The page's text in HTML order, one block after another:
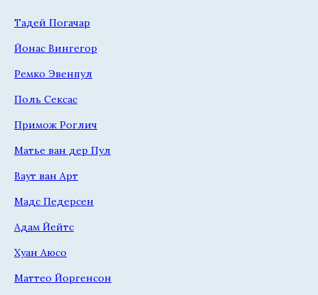
Тадей Погачар
Йонас Вингегор
Ремко Эвенпул
Поль Сексас
Примож Роглич
Матье ван дер Пул
Ваут ван Арт
Мадс Педерсен
Адам Йейтс
Хуан Аюсо
Маттео Йоргенсон